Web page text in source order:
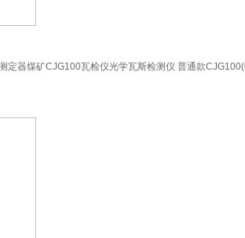
定器煤矿CJG100瓦检仪光学瓦斯检测仪 普通款